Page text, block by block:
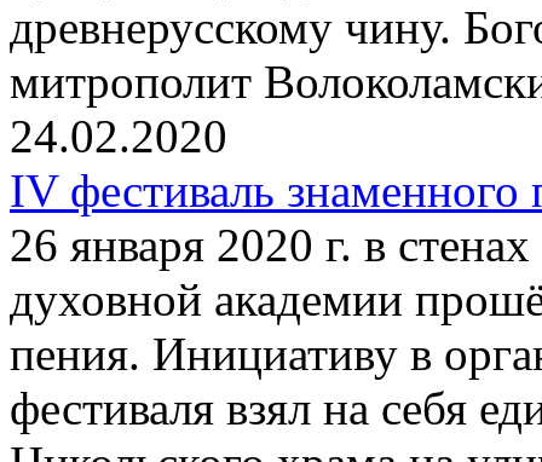
древнерусскому чину.
митрополит
24.02.2020
IV фестиваль
26 января 2020 г. в
духовной академии
пения. Инициативу в
фестиваля взял на себя